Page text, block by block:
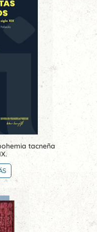
tacneña